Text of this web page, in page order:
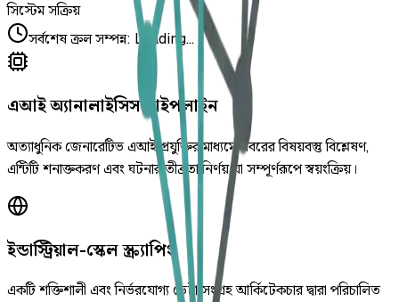
সিস্টেম সক্রিয়
সর্বশেষ ক্রল সম্পন্ন: Loading...
এআই অ্যানালাইসিস পাইপলাইন
অত্যাধুনিক জেনারেটিভ এআই প্রযুক্তির মাধ্যমে খবরের বিষয়বস্তু বিশ্লেষণ,
এন্টিটি শনাক্তকরণ এবং ঘটনার তীব্রতা নির্ণয় যা সম্পূর্ণরূপে স্বয়ংক্রিয়।
ইন্ডাস্ট্রিয়াল-স্কেল স্ক্র্যাপিং
একটি শক্তিশালী এবং নির্ভরযোগ্য ডেটা সংগ্রহ আর্কিটেকচার দ্বারা পরিচালিত